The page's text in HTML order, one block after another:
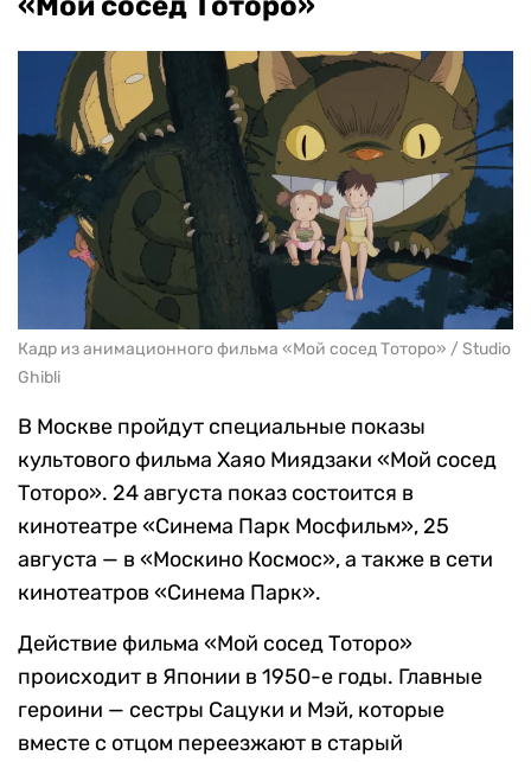
Кадр из анимационного фильма «Мой сосед Тоторо» / Studio
Ghibli
В Москве пройдут специальные показы
культового фильма Хаяо Миядзаки «Мой сосед
Тоторо». 24 августа показ состоится в
кинотеатре «Синема Парк Мосфильм», 25
августа — в «Москино Космос», а также в сети
кинотеатров «Синема Парк».
Действие фильма «Мой сосед Тоторо»
происходит в Японии в 1950-е годы. Главные
героини — сестры Сацуки и Мэй, которые
вместе с отцом переезжают в старый